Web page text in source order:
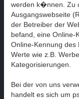
werden k�nnen. Zu
Ausgangswebseite
der Betreiber der
befand, eine Online-
Online-Kennung des
Werte wie z.B.
Kategorisierungen.
Bei der von uns
handelt es sich um